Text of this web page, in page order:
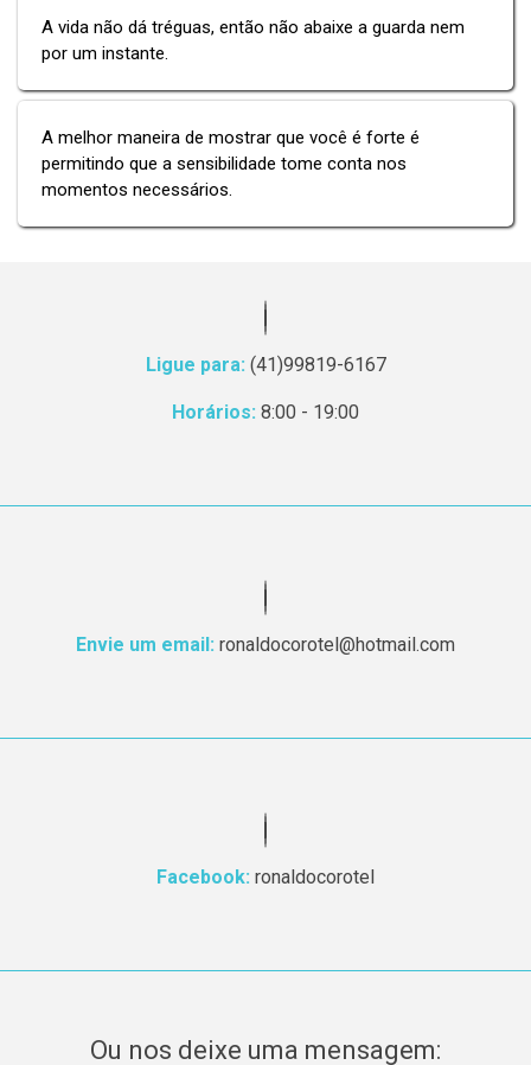
A vida não dá tréguas, então não abaixe a guarda nem
por um instante.
A melhor maneira de mostrar que você é forte é
permitindo que a sensibilidade tome conta nos
momentos necessários.
Ligue para: (41)99819-6167
Horários: 8:00 - 19:00
Envie um email: ronaldocorotel@hotmail.com
Facebook: ronaldocorotel
Ou nos deixe uma mensagem: